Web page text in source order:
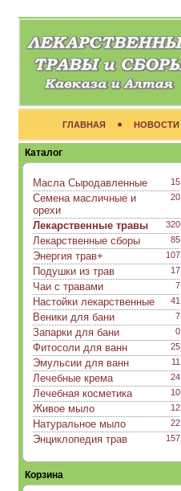
ГЛАВНАЯ НОВОСТИ
Каталог
15
Масла Сыродавленные
20
Семена масличные и
орехи
320
Лекарственные травы
85
Лекарственные сборы
107
Энергия трав+
17
Подушки из трав
7
Чаи с травами
41
Настойки лекарственные
7
Веники для бани
0
Запарки для бани
25
Фитосоли для ванн
11
Эмульсии для ванн
24
Лечебные крема
10
Лечебная косметика
12
Живое мыло
22
Натуральное мыло
157
Энциклопедия трав
Корзина